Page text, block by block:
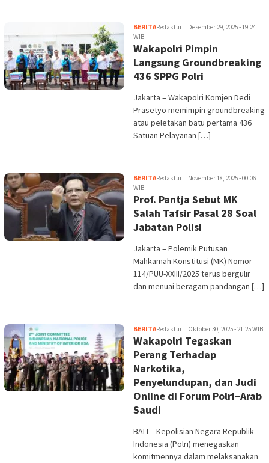
BERITARedaktur
Desember 29, 2025 - 19:24
WIB
Wakapolri Pimpin
Langsung Groundbreaking
436 SPPG Polri
Jakarta – Wakapolri Komjen Dedi
Prasetyo memimpin groundbreaking
atau peletakan batu pertama 436
Satuan Pelayanan […]
BERITARedaktur
November 18, 2025 - 00:06
WIB
Prof. Pantja Sebut MK
Salah Tafsir Pasal 28 Soal
Jabatan Polisi
Jakarta – Polemik Putusan
Mahkamah Konstitusi (MK) Nomor
114/PUU-XXIII/2025 terus bergulir
dan menuai beragam pandangan […]
BERITARedaktur Oktober 30, 2025 - 21:25 WIB
Wakapolri Tegaskan
Perang Terhadap
Narkotika,
Penyelundupan, dan Judi
Online di Forum Polri–Arab
Saudi
BALI – Kepolisian Negara Republik
Indonesia (Polri) menegaskan
komitmennya dalam melaksanakan